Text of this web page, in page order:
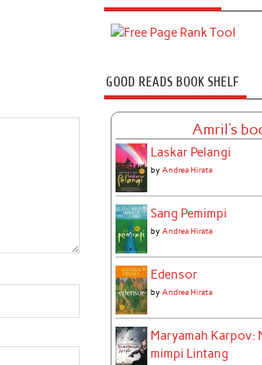
GOOD READS BOOK SHELF
Amril's
Laskar Pelangi
by Andrea Hirata
Sang Pemimpi
by Andrea Hirata
Edensor
by Andrea Hirata
Maryamah Karpov:
mimpi Lintang